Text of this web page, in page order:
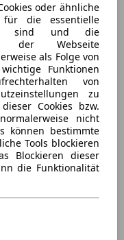
oder ähnliche
für die essentielle
sind und die
der Webseite
als Folge von
Funktionen
von
zu
Cookies bzw.
nicht
können bestimmte
Tools blockieren
Blockieren dieser
die Funktionalität